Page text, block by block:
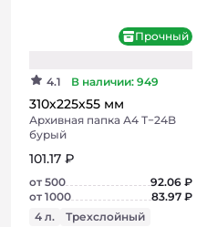
Прочный
4.1 В наличии: 949
310х225х55 мм
Архивная папка А4 Т−24B
бурый
101.17 ₽
от 500
92.06 ₽
от 1000
83.97 ₽
4 л.
Трехслойный